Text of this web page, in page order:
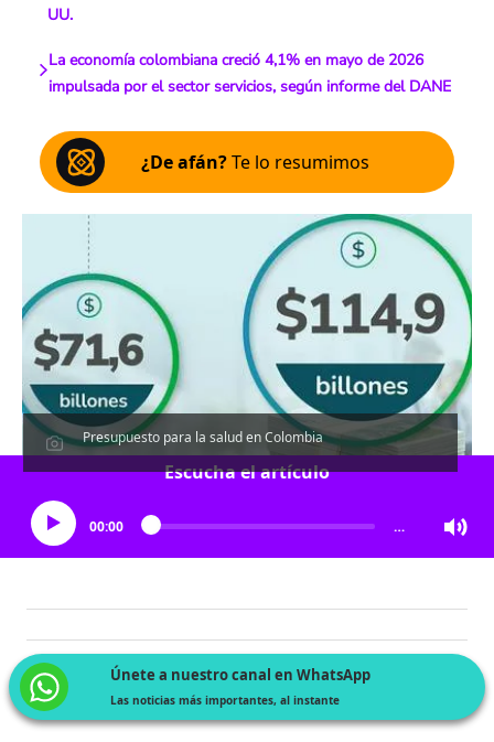
UU.
La economía colombiana creció 4,1% en mayo de 2026
impulsada por el sector servicios, según informe del DANE
¿De afán?Te lo resumimos
Presupuesto para la salud en Colombia
Escucha el artículo
00:00 …
Únete a nuestro canal en WhatsApp
Las noticias más importantes, al instante